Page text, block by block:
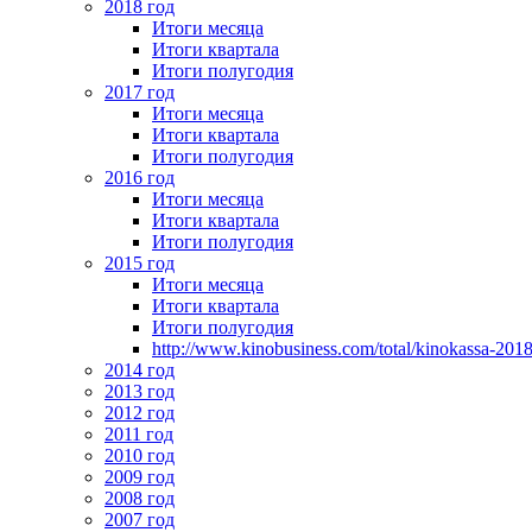
2018 год
Итоги месяца
Итоги квартала
Итоги полугодия
2017 год
Итоги месяца
Итоги квартала
Итоги полугодия
2016 год
Итоги месяца
Итоги квартала
Итоги полугодия
2015 год
Итоги месяца
Итоги квартала
Итоги полугодия
http://www.kinobusiness.com/total/kinokassa-
2014 год
2013 год
2012 год
2011 год
2010 год
2009 год
2008 год
2007 год